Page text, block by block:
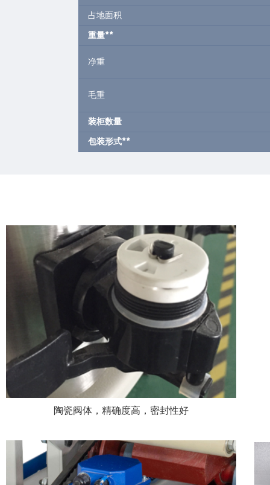
占地面积
重量**
净重
毛重
装柜数量
包装形式**
陶瓷阀体，精确度高，密封性好